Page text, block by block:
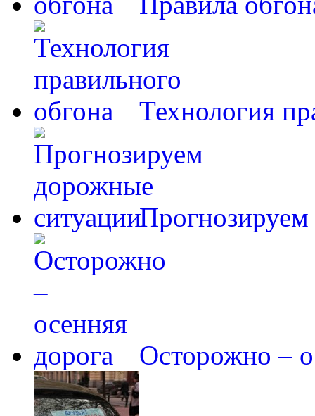
Технология
Осторожно –